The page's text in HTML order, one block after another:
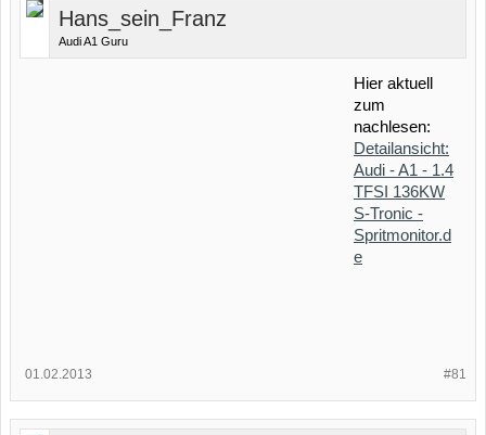
Hans_sein_Franz
Audi A1 Guru
Hier aktuell
zum
nachlesen:
Detailansicht:
Audi - A1 - 1.4
TFSI 136KW
S-Tronic -
Spritmonitor.d
e
#81
01.02.2013